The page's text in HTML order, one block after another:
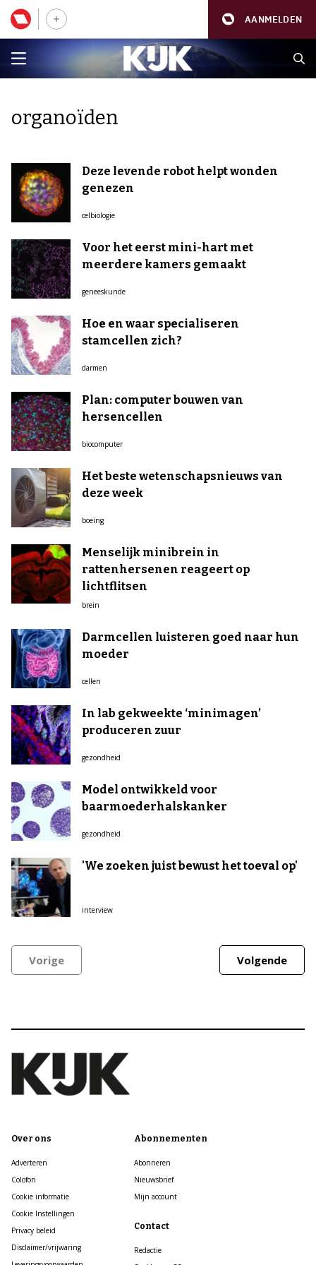
AANMELDEN
organoïden
Deze levende robot helpt wonden
genezen
celbiologie
Voor het eerst mini-hart met
meerdere kamers gemaakt
geneeskunde
Hoe en waar specialiseren
stamcellen zich?
darmen
Plan: computer bouwen van
hersencellen
biocomputer
Het beste wetenschapsnieuws van
deze week
boeing
Menselijk minibrein in
rattenhersenen reageert op
lichtflitsen
brein
Darmcellen luisteren goed naar hun
moeder
cellen
In lab gekweekte ‘minimagen’
produceren zuur
gezondheid
Model ontwikkeld voor
baarmoederhalskanker
gezondheid
'We zoeken juist bewust het toeval op'
interview
Vorige Volgende
Over ons
Adverteren
Colofon
Cookie informatie
Cookie Instellingen
Privacy beleid
Disclaimer/vrijwaring
Abonnementen
Abonneren
Nieuwsbrief
Mijn account
Contact
Redactie